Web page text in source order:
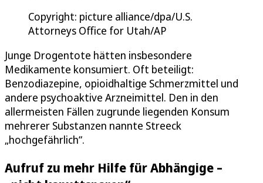
Copyright: picture alliance/dpa/U.S.
Attorneys Office for Utah/AP
Junge Drogentote hätten insbesondere
Medikamente konsumiert. Oft beteiligt:
Benzodiazepine, opioidhaltige Schmerzmittel und
andere psychoaktive Arzneimittel. Den in den
allermeisten Fällen zugrunde liegenden Konsum
mehrerer Substanzen nannte Streeck
„hochgefährlich“.
Aufruf zu mehr Hilfe für Abhängige –